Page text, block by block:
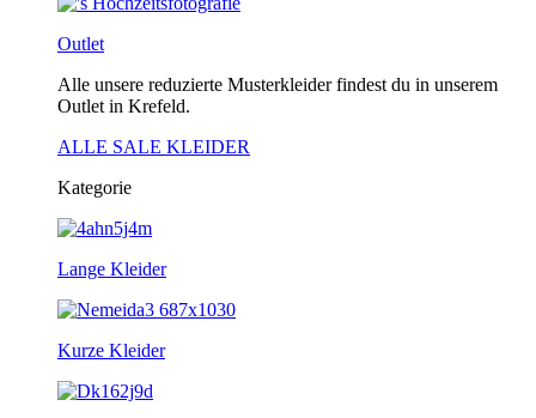
Outlet
Alle unsere reduzierte Musterkleider findest du in unserem
Outlet in Krefeld.
ALLE SALE KLEIDER
Kategorie
Lange Kleider
Kurze Kleider